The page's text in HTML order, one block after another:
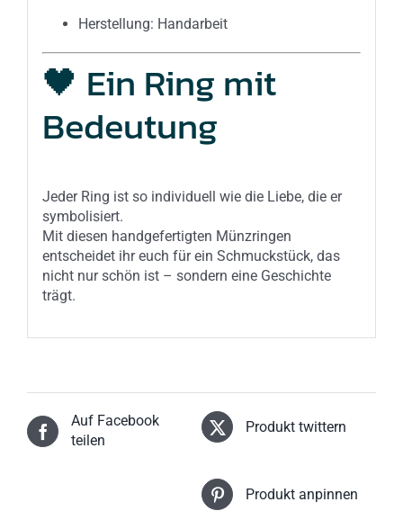
Herstellung: Handarbeit
🖤 Ein Ring mit
Bedeutung
Jeder Ring ist so individuell wie die Liebe, die er
symbolisiert.
Mit diesen handgefertigten Münzringen
entscheidet ihr euch für ein Schmuckstück, das
nicht nur schön ist – sondern eine Geschichte
trägt.
Auf Facebook
teilen
Produkt twittern
Produkt anpinnen